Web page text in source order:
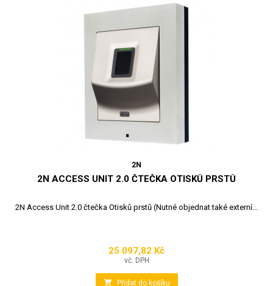
2N
2N ACCESS UNIT 2.0 ČTEČKA OTISKŮ PRSTŮ
2N Access Unit 2.0 čtečka Otisků prstů (Nutné objednat také externí...
Cena
25 097,82 Kč
vč. DPH
 Přidat do košíku